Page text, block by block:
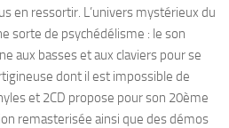
en ressortir. L’univers mystérieux du
sorte de psychédélisme : le son
aux basses et aux claviers pour se
dont il est impossible de
et 2CD propose pour son 20ème
remasterisée ainsi que des démos